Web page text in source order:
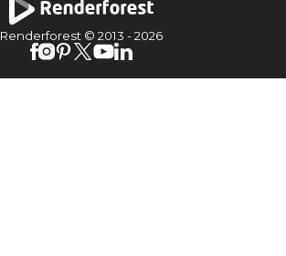
Renderforest © 2013 -2026